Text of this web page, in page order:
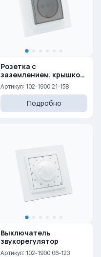
Розетка с
заземлением, крышкой
и защитными шторками
16A, 250 V
Артикул: 102-1900 21-158
Подробно
Выключатель
звукорегулятор
Артикул: 102-1900 06-123